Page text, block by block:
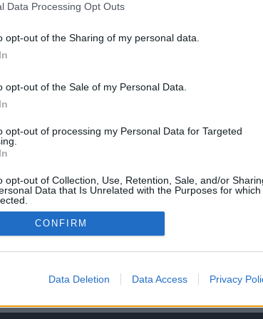
Data Processing Opt Outs
opt-out of the Sharing of my personal data.
opt-out of the Sale of my Personal Data.
opt-out of processing my Personal Data for Targeted
opt-out of Collection, Use, Retention, Sale, and/or
Data that Is Unrelated with the Purposes for which
Data Processing Opt Outs
CONFIRM
Data Deletion Data Access Privacy
w serwisie dla lekarzy
wynosi 850 zł.
22 marca 2014r. w Wiśle, w Hotelu